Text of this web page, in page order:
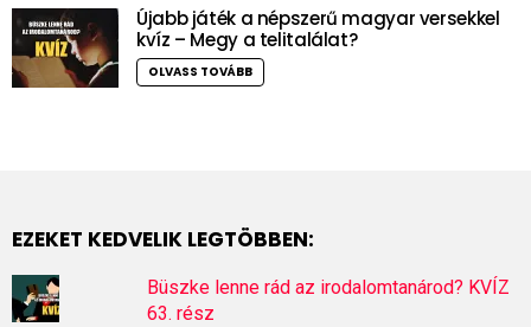
Újabb játék a népszerű magyar versekkel
kvíz – Megy a telitalálat?
OLVASS TOVÁBB
EZEKET KEDVELIK LEGTÖBBEN:
Büszke lenne rád az irodalomtanárod? KVÍZ
63. rész